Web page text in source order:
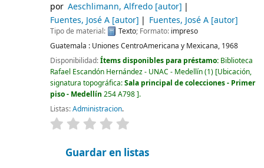
por Aeschlimann, Alfredo[autor]
Fuentes, José A[autor] Fuentes, José A [autor]
Tipo de material: Texto; Formato: impreso
Guatemala : Uniones CentroAmericana y Mexicana, 1968
Disponibilidad:Ítems disponibles para préstamo: Biblioteca
Rafael Escandón Hernández - UNAC - Medellín(1) Ubicación,
signatura topográfica:Sala principal de colecciones - Primer
piso - Medellín 254 A798 .
Listas:Administracion.
valoración
Guardar en listas